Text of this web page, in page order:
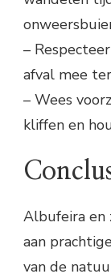
–
afval mee
– Wees
kliffen en
Albufeira en
aan
van de